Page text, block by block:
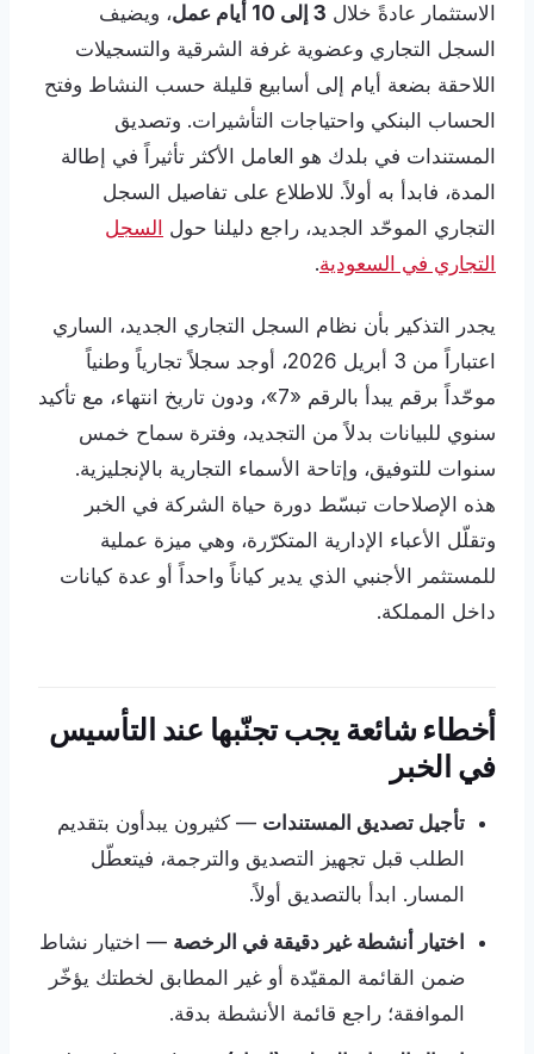
الاستثمار عادةً خلال 3 إلى 10 أيام عمل
، ويضيف
السجل التجاري وعضوية غرفة الشرقية والتسجيلات
اللاحقة بضعة أيام إلى أسابيع قليلة حسب النشاط وفتح
الحساب البنكي واحتياجات التأشيرات. وتصديق
المستندات في بلدك هو العامل الأكثر تأثيراً في إطالة
المدة، فابدأ به أولاً. للاطلاع على تفاصيل السجل
التجاري الموحّد الجديد، راجع دليلنا حول السجل
التجاري في السعودية.
يجدر التذكير بأن نظام السجل التجاري الجديد، الساري
اعتباراً من 3 أبريل 2026، أوجد سجلاً تجارياً وطنياً
موحّداً برقم يبدأ بالرقم «7»، ودون تاريخ انتهاء، مع تأكيد
سنوي للبيانات بدلاً من التجديد، وفترة سماح خمس
سنوات للتوفيق، وإتاحة الأسماء التجارية بالإنجليزية.
هذه الإصلاحات تبسّط دورة حياة الشركة في الخبر
وتقلّل الأعباء الإدارية المتكرّرة، وهي ميزة عملية
للمستثمر الأجنبي الذي يدير كياناً واحداً أو عدة كيانات
داخل المملكة.
أخطاء شائعة يجب تجنّبها عند التأسيس
في الخبر
تأجيل تصديق المستندات — كثيرون يبدأون بتقديم
الطلب قبل تجهيز التصديق والترجمة، فيتعطّل
المسار. ابدأ بالتصديق أولاً.
اختيار أنشطة غير دقيقة في الرخصة — اختيار نشاط
ضمن القائمة المقيّدة أو غير المطابق لخطتك يؤخّر
الموافقة؛ راجع قائمة الأنشطة بدقة.